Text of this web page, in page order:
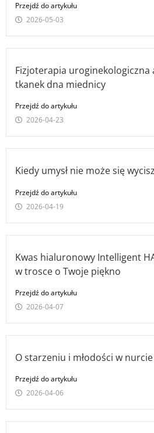
Przejdź do artykułu
2026-05-03
Fizjoterapia uroginekologiczna
tkanek dna miednicy
Przejdź do artykułu
2026-04-23
Kiedy umysł nie może się
Przejdź do artykułu
2026-04-19
Kwas hialuronowy Intelligent
w trosce o Twoje piękno
Przejdź do artykułu
2026-04-07
O starzeniu i młodości w
Przejdź do artykułu
2026-04-06